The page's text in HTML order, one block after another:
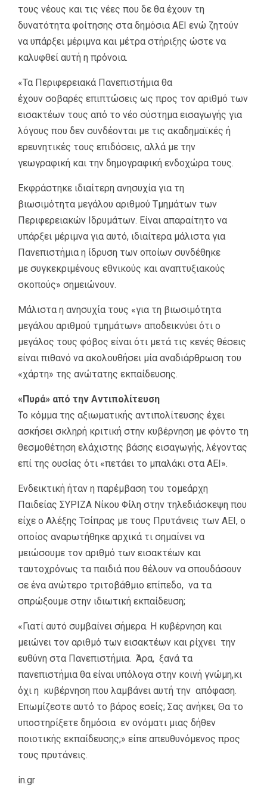
τους νέους και τις νέες που δε θα έχουν τη
δυνατότητα φοίτησης στα δημόσια ΑΕΙ ενώ ζητούν
να υπάρξει μέριμνα και μέτρα στήριξης ώστε να
καλυφθεί αυτή η πρόνοια.
«Τα Περιφερειακά Πανεπιστήμια θα
έχουν σοβαρές επιπτώσεις ως προς τον αριθμό των
εισακτέων τους από το νέο σύστημα εισαγωγής για
λόγους που δεν συνδέονται με τις ακαδημαϊκές ή
ερευνητικές τους επιδόσεις, αλλά με την
γεωγραφική και την δημογραφική ενδοχώρα τους.
Εκφράστηκε ιδιαίτερη ανησυχία για τη
βιωσιμότητα μεγάλου αριθμού Τμημάτων των
Περιφερειακών Ιδρυμάτων. Είναι απαραίτητο να
υπάρξει μέριμνα για αυτό, ιδιαίτερα μάλιστα για
Πανεπιστήμια η ίδρυση των οποίων συνδέθηκε
με συγκεκριμένους εθνικούς και αναπτυξιακούς
σκοπούς» σημειώνουν.
Μάλιστα η ανησυχία τους «για τη βιωσιμότητα
μεγάλου αριθμού τμημάτων» αποδεικνύει ότι ο
μεγάλος τους φόβος είναι ότι μετά τις κενές θέσεις
είναι πιθανό να ακολουθήσει μία αναδιάρθρωση του
«χάρτη» της ανώτατης εκπαίδευσης.
«Πυρά» από την Αντιπολίτευση
Το κόμμα της αξιωματικής αντιπολίτευσης έχει
ασκήσει σκληρή κριτική στην κυβέρνηση με φόντο τη
θεσμοθέτηση ελάχιστης βάσης εισαγωγής, λέγοντας
επί της ουσίας ότι «πετάει το μπαλάκι στα ΑΕΙ».
Ενδεικτική ήταν η παρέμβαση του τομεάρχη
Παιδείας ΣΥΡΙΖΑ Νίκου Φίλη στην τηλεδιάσκεψη που
είχε ο Αλέξης Τσίπρας με τους Πρυτάνεις των ΑΕΙ, ο
οποίος αναρωτήθηκε αρχικά τι σημαίνει να
μειώσουμε τον αριθμό των εισακτέων και
ταυτοχρόνως τα παιδιά που θέλουν να σπουδάσουν
σε ένα ανώτερο τριτοβάθμιο επίπεδο, να τα
σπρώξουμε στην ιδιωτική εκπαίδευση;
«Γιατί αυτό συμβαίνει σήμερα. Η κυβέρνηση και
μειώνει τον αριθμό των εισακτέων και ρίχνει την
ευθύνη στα Πανεπιστήμια. Άρα, ξανά τα
πανεπιστήμια θα είναι υπόλογα στην κοινή γνώμη,κι
όχι η κυβέρνηση που λαμβάνει αυτή την απόφαση.
Επωμίζεστε αυτό το βάρος εσείς; Σας ανήκει; Θα το
υποστηρίξετε δημόσια εν ονόματι μιας δήθεν
ποιοτικής εκπαίδευσης;» είπε απευθυνόμενος προς
τους πρυτάνεις.
in.gr